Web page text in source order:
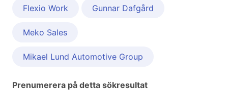
Flexio Work Gunnar Dafgård
Meko Sales
Mikael Lund Automotive Group
Prenumerera på detta sökresultat